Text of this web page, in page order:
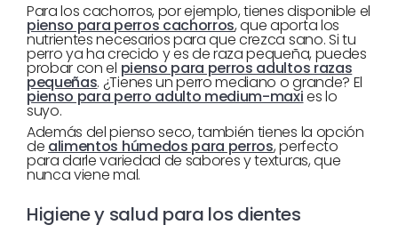
Para los cachorros, por ejemplo, tienes disponible el
pienso para perros cachorros, que aporta los
nutrientes necesarios para que crezca sano. Si tu
perro ya ha crecido y es de raza pequeña, puedes
probar con el pienso para perros adultos razas
pequeñas. ¿Tienes un perro mediano o grande? El
pienso para perro adulto medium-maxies lo
suyo.
Además del pienso seco, también tienes la opción
de alimentos húmedos para perros, perfecto
para darle variedad de sabores y texturas, que
nunca viene mal.
Higiene y salud para los dientes